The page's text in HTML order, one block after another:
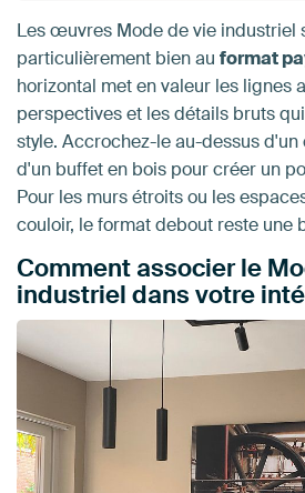
Les œuvres Mode de vie industriel
particulièrement bien au format
horizontal met en valeur les lignes
perspectives et les détails bruts
style. Accrochez-le au-dessus d'un
d'un buffet en bois pour créer un
Pour les murs étroits ou les
couloir, le format debout reste une
Comment associer le
industriel dans votre